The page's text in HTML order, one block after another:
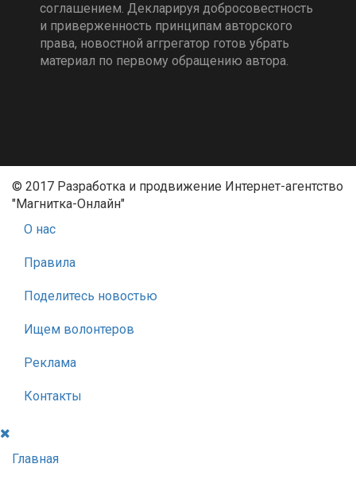
соглашением. Декларируя добросовестность
и приверженность принципам авторского
права, новостной аггрегатор готов убрать
материал по первому обращению автора.
© 2017 Разработка и продвижение Интернет-агентство
"Магнитка-Онлайн"
О нас
Правила
Поделитесь новостью
Ищем волонтеров
Реклама
Контакты
Главная